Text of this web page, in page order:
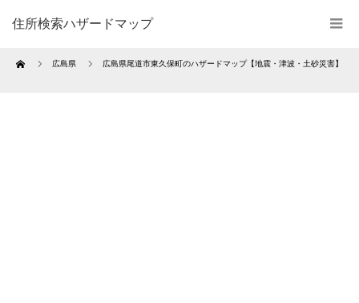
住所検索ハザードマップ
Home 広島県 広島県尾道市東久保町のハザードマップ【地震・津波・土砂災害】